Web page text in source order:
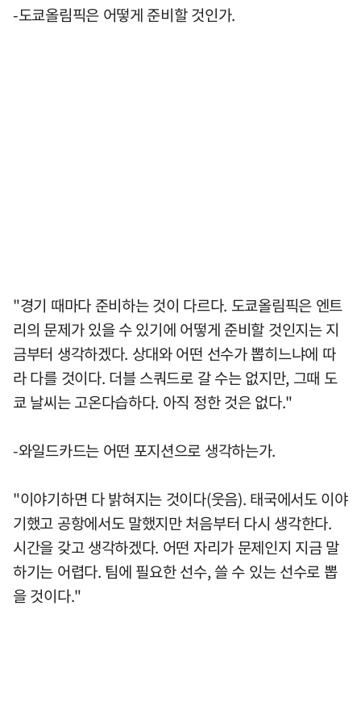
-도쿄올림픽은 어떻게 준비할 것인가.
"경기 때마다 준비하는 것이 다르다. 도쿄올림픽은 엔트
리의 문제가 있을 수 있기에 어떻게 준비할 것인지는 지
금부터 생각하겠다. 상대와 어떤 선수가 뽑히느냐에 따
라 다를 것이다. 더블 스쿼드로 갈 수는 없지만, 그때 도
쿄 날씨는 고온다습하다. 아직 정한 것은 없다."
-와일드카드는 어떤 포지션으로 생각하는가.
"이야기하면 다 밝혀지는 것이다(웃음). 태국에서도 이야
기했고 공항에서도 말했지만 처음부터 다시 생각한다.
시간을 갖고 생각하겠다. 어떤 자리가 문제인지 지금 말
하기는 어렵다. 팀에 필요한 선수, 쓸 수 있는 선수로 뽑
을 것이다."